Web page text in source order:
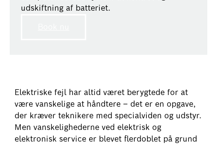
udskiftning af batteriet.
Elektriske fejl har altid været berygtede for at
være vanskelige at håndtere – det er en opgave,
der kræver teknikere med specialviden og udstyr.
Men vanskelighederne ved elektrisk og
elektronisk service er blevet flerdoblet på grund